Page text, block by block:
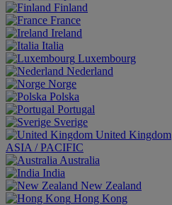
Finland
France
Ireland
Italia
Luxembourg
Nederland
Norge
Polska
Portugal
Sverige
United Kingdom
ASIA / PACIFIC
Australia
India
New Zealand
Hong Kong